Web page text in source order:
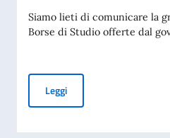
Siamo lieti di comunicare la
Borse di Studio offerte dal
LeggiBorse di studio anno